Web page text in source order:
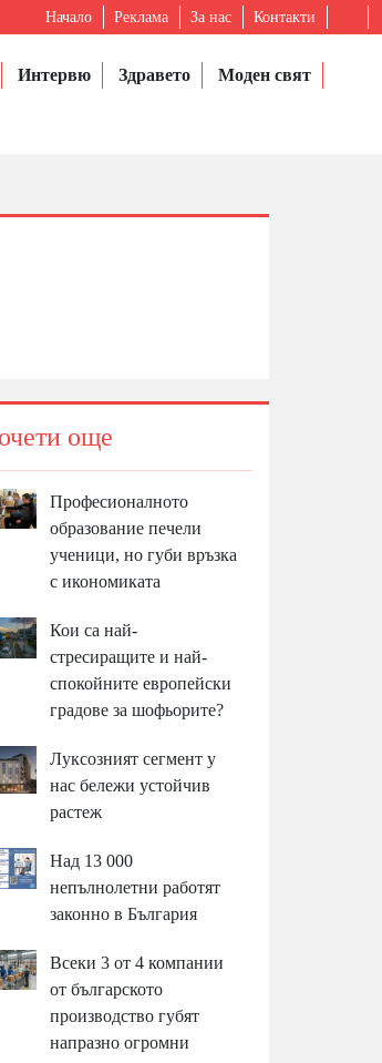
Начало Реклама За нас Контакти
Интервю Здравето
Моден свят
още
Професионалното
образование печели
ученици, но губи връзка
с икономиката
Кои са най-
стресиращите и най-
спокойните европейски
градове за шофьорите?
Луксозният сегмент у
нас бележи устойчив
растеж
Над 13 000
непълнолетни работят
законно в България
Всеки 3 от 4 компании
от българското
производство губят
напразно огромни